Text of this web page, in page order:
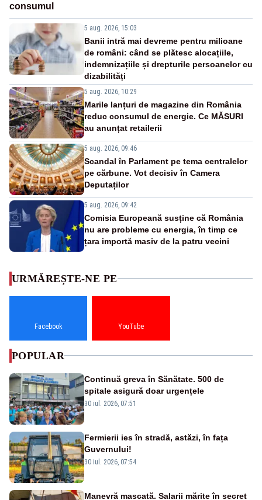
consumul
5 aug. 2026, 15:03
Banii intră mai devreme pentru milioane
de români: când se plătesc alocațiile,
indemnizațiile și drepturile persoanelor cu
dizabilități
5 aug. 2026, 10:29
Marile lanțuri de magazine din România
reduc consumul de energie. Ce MĂSURI
au anunțat retailerii
5 aug. 2026, 09:46
Scandal în Parlament pe tema centralelor
pe cărbune. Vot decisiv în Camera
Deputaților
5 aug. 2026, 09:42
Comisia Europeană susține că România
nu are probleme cu energia, în timp ce
țara importă masiv de la patru vecini
URMĂREȘTE-NE PE
Facebook YouTube
POPULAR
Continuă greva în Sănătate. 500 de
spitale asigură doar urgențele
30 iul. 2026, 07:51
Fermierii ies în stradă, astăzi, în fața
Guvernului!
30 iul. 2026, 07:54
Manevră mascată. Salarii mărite în secret